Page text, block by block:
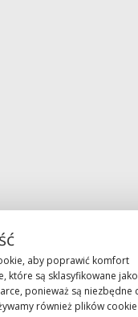
aby poprawić komfort
które są sklasyfikowane jako
ponieważ są niezbędne
również plików cookie